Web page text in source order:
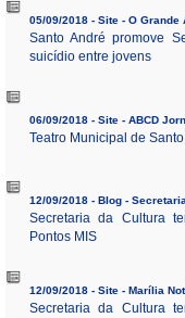
05/09/2018 - Site - O Grande
Santo André promove
suicídio entre jovens
06/09/2018 - Site - ABCD
Teatro Municipal de
12/09/2018 - Blog -
Secretaria da Cultura
Pontos MIS
12/09/2018 - Site - Marília
Secretaria da Cultura